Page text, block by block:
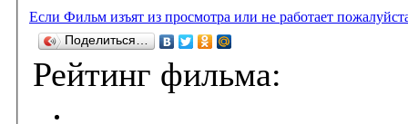
Если Фильм изъят из просмотра или не работает
Поделиться…
Рейтинг фильма: